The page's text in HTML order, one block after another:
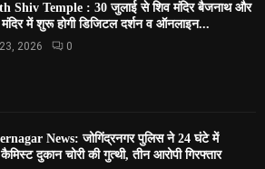
Shiv Temple : 30 जुलाई से शिव मंदिर बैजनाथ और
मंदिर में शुरू होगी डिजिटल दर्शन व ऑनलाइन...
2026 0
News: जोगिंद्रनगर पुलिस ने 24 घंटे में
दुकान चोरी की गुत्थी, तीन आरोपी गिरफ्तार